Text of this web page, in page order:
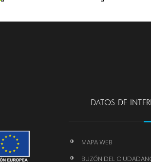
DATOS DE
MAPA WEB
BUZÓN DEL